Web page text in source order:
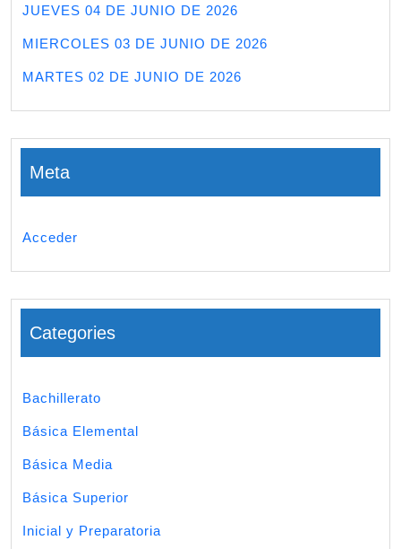
JUEVES 04 DE JUNIO DE 2026
MIERCOLES 03 DE JUNIO DE 2026
MARTES 02 DE JUNIO DE 2026
Meta
Acceder
Categories
Bachillerato
Básica Elemental
Básica Media
Básica Superior
Inicial y Preparatoria